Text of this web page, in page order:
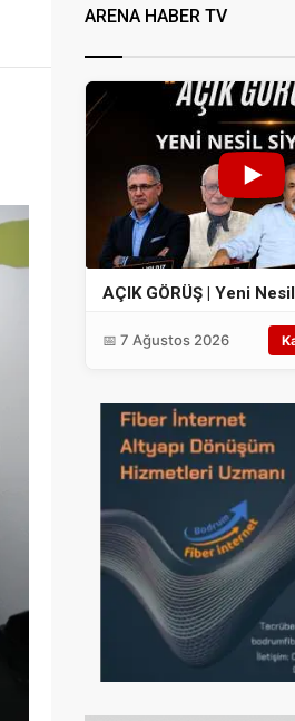
ARENA HABER TV
AÇIK GÖRÜŞ | Yeni
📅 7 Ağustos 2026